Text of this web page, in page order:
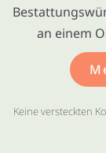
an einem
Keine versteckten